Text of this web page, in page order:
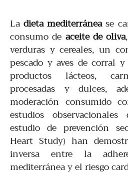
Ladieta mediterránease
consumo de aceite de oliva
verduras y cereales, un
pescado y aves de corral
productos lácteos,
procesadas y dulces,
moderación consumido
estudios
estudio de prevención
Heart Study) han
inversa entre la
mediterránea y el riesgo